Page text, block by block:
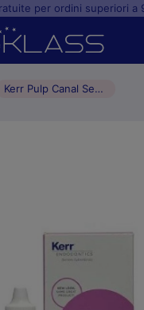
per ordini superiori a
Kerr Pulp Canal Sealer STD